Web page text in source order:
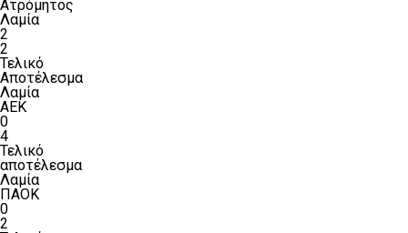
Ατρόμητος
Λαμία
2
2
Τελικό
Αποτέλεσμα
Λαμία
ΑΕΚ
0
4
Τελικό
αποτέλεσμα
Λαμία
ΠΑΟΚ
0
2